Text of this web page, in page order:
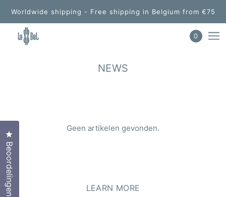
Worldwide shipping - Free shipping in Belgium from €75
0
NEWS
Geen artikelen gevonden.
LEARN MORE
Beoordelingen
Klik om het dialoogvenster met beoordelingen te openen